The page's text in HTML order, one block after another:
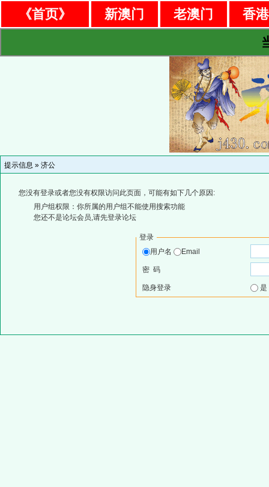
《首页》 新澳门 老澳门
香
提示信息 » 济公
您没有登录或者您没有权限访问此页面，可能有如下几个原因:
用户组权限：你所属的用户组不能使用搜索功能
您还不是论坛会员,请先登录论坛
登录
用户名
Email
密 码
隐身登录